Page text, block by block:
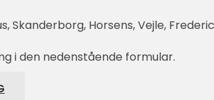
Horsens, Vejle,
i den nedenstående formular.